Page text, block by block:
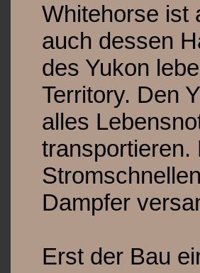
Whitehorse ist
auch dessen
des Yukon
Territory. Den
alles
transportieren.
Dampfer
Erst der Bau